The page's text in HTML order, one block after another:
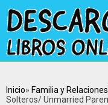
Inicio Familia y
Solteros/ Unmarried